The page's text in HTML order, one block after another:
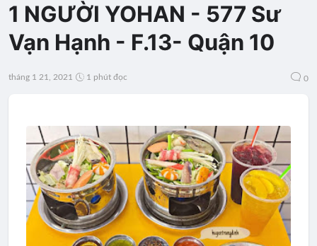
1 NGƯỜI YOHAN - 577 Sư
Vạn Hạnh - F.13- Quận 10
tháng 1 21, 2021 1 phút đọc 0